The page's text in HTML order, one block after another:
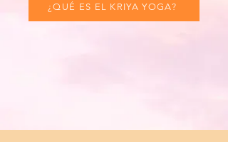
¿QUÉ ES EL KRIYA YOGA?